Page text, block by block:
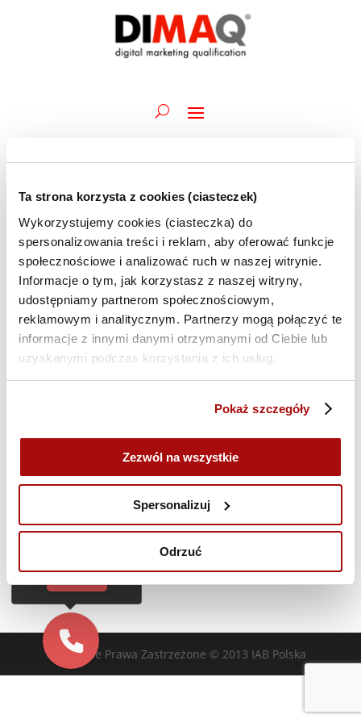
Ta strona korzysta z cookies (ciasteczek)
Wykorzystujemy cookies (ciasteczka) do
spersonalizowania treści i reklam, aby oferować funkcje
społecznościowe i analizować ruch w naszej witrynie.
Informacje o tym, jak korzystasz z naszej witryny,
udostępniamy partnerom społecznościowym,
reklamowym i analitycznym. Partnerzy mogą połączyć te
informacje z innymi danymi otrzymanymi od Ciebie lub
uzyskanymi podczas korzystania z ich usług.
Pokaż szczegóły
Zezwól na wszystkie
Spersonalizuj
Odrzuć
Wydarzenia
for
16
lutego
2025
Powiadomienie
Brak wydarzenia zaplanowanych na 16 lutego 2025. Przejdź do
następnego nadchodzącego wydarzenia.
po
Szukaj
16.02.2025
Wybierz
datę.
Poprzedni dzień Następny dzień
Zasubskrybuj kalendarz
Wszelkie Prawa Zastrzeżone © 2013 IAB Polska
Cześć!
do Ciebie za darmo
TAK